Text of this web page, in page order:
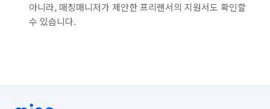
아니라, 매칭매니저가 제안한 프리랜서의 지원서도 확인할
수 있습니다.